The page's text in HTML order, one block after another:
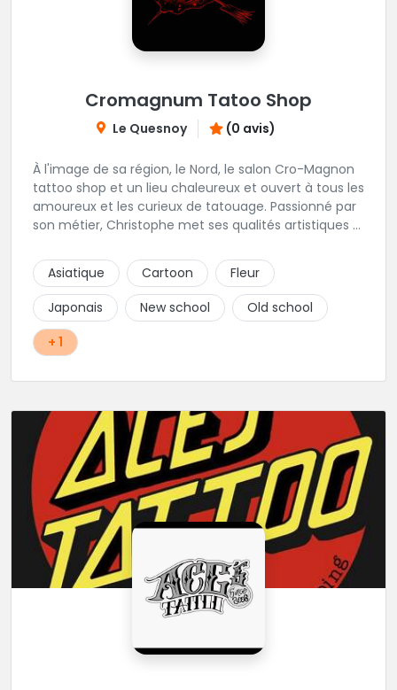
Cromagnum Tatoo Shop
Le Quesnoy (0 avis)
À l'image de sa région, le Nord, le salon Cro-Magnon
tattoo shop et un lieu chaleureux et ouvert à tous les
amoureux et les curieux de tatouage. Passionné par
son métier, Christophe met ses qualités artistiques à
Asiatique
Cartoon
Fleur
Japonais
New school
Old school
+ 1